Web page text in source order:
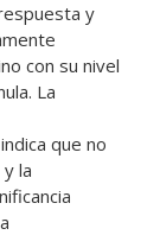
y
con su nivel
La
que no
la